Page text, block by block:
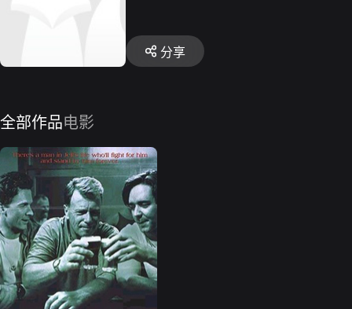
分享
全部作品电影